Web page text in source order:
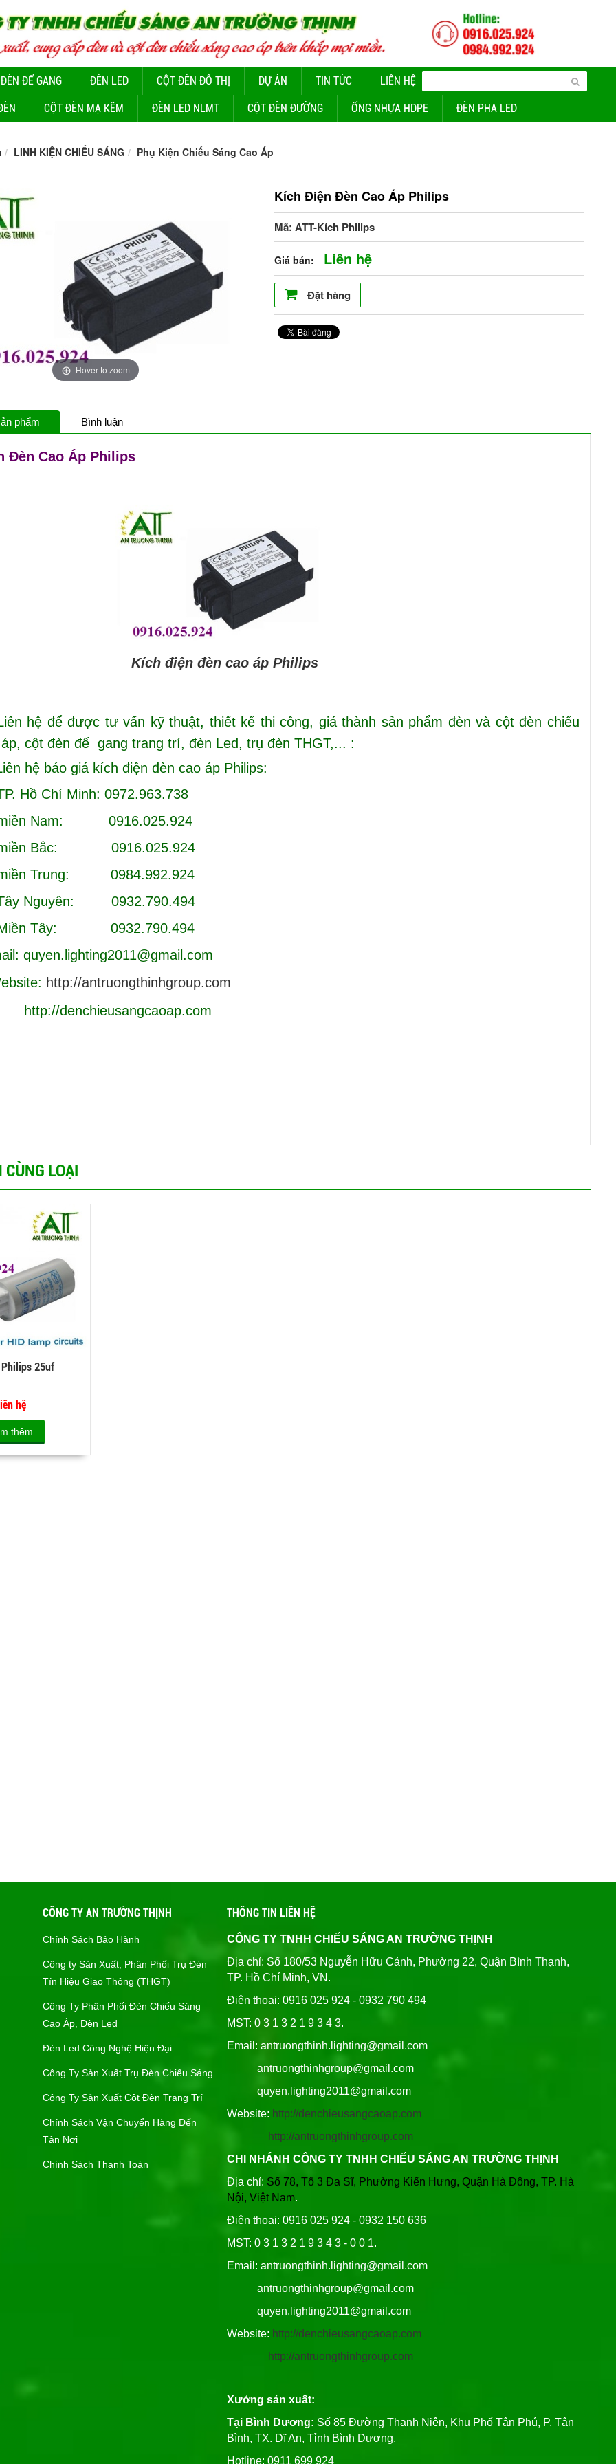
ĐỂ GANG ĐÈN LED CỘT ĐÈN ĐÔ THỊ DỰ ÁN TIN TỨC LIÊN HỆ
CỘT ĐÈN MẠ KẼM ĐÈN LED NLMT CỘT ĐÈN ĐƯỜNG ỐNG NHỰA HDPE ĐÈN PHA LED
LINH KIỆN CHIẾU SÁNG Phụ Kiện Chiếu Sáng Cao Áp
Hover to zoom
Kích Điện Đèn Cao Áp Philips
Mã: ATT-Kích Philips
Giá bán: Liên hệ
Đặt hàng
phẩm Bình luận
Đèn Cao Áp Philips
điện đèn cao áp Philips
hệ để được tư vấn kỹ thuật, thiết kế thi công, giá thành sản phẩm đèn và cột đèn chiếu
cột đèn đế gang trang trí, đèn Led, trụ đèn THGT,... :
hệ báo giá kích điện đèn cao áp Philips:
Hồ Chí Minh: 0972.963.738
miền Nam: 0916.025.924
miền Bắc: 0916.025.924
miền Trung: 0984.992.924
Tây Nguyên: 0932.790.494
Miền Tây: 0932.790.494
quyen.lighting2011@gmail.com
http://antruongthinhgroup.com
LOẠI
25uf
hệ
thêm
CÔNG TY AN TRƯỜNG THỊNH
Chính Sách Bảo Hành
Công ty Sản Xuất, Phân Phối Trụ Đèn
Tín Hiệu Giao Thông (THGT)
Công Ty Phân Phối Đèn Chiếu Sáng
Cao Áp, Đèn Led
Đèn Led Công Nghệ Hiện Đại
Công Ty Sản Xuất Trụ Đèn Chiếu Sáng
Công Ty Sản Xuất Cột Đèn Trang Trí
Chính Sách Vận Chuyển Hàng Đến
Tận Nơi
Chính Sách Thanh Toán
THÔNG TIN LIÊN HỆ
CÔNG TY TNHH CHIẾU SÁNG AN TRƯỜNG THỊNH
Địa chỉ: Số 180/53 Nguyễn Hữu Cảnh, Phường 22, Quận Bình Thạnh,
TP. Hồ Chí Minh, VN.
Điện thoại: 0916 025 924 - 0932 790 494
MST: 0 3 1 3 2 1 9 3 4 3.
Email: antruongthinh.lighting@gmail.com
antruongthinhgroup@gmail.com
quyen.lighting2011@gmail.com
Website: http://denchieusangcaoap.com
http://antruongthinhgroup.com
CHI NHÁNH CÔNG TY TNHH CHIẾU SÁNG AN TRƯỜNG THỊNH
Địa chỉ: Số 78, Tổ 3 Đa Sĩ, Phường Kiến Hưng, Quận Hà Đông, TP. Hà
Nội, Việt Nam.
Điện thoại: 0916 025 924 - 0932 150 636
MST: 0 3 1 3 2 1 9 3 4 3 - 0 0 1.
Email: antruongthinh.lighting@gmail.com
antruongthinhgroup@gmail.com
quyen.lighting2011@gmail.com
Website: http://denchieusangcaoap.com
http://antruongthinhgroup.com
Xưởng sản xuất:
Tại Bình Dương: Số 85 Đường Thanh Niên, Khu Phố Tân Phú, P. Tân
Bình, TX. Dĩ An, Tỉnh Bình Dương.
Hotline: 0911 699 924